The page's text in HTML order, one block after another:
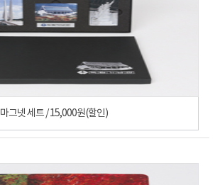
마그넷 세트 / 15,000원(할인)